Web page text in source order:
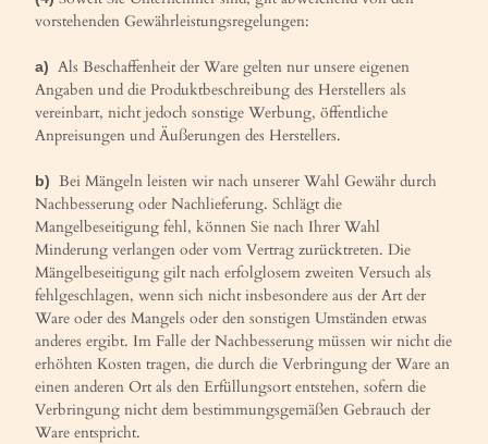
vorstehenden Gewährleistungsregelungen:
a) Als Beschaffenheit der Ware gelten nur unsere eigenen
Angaben und die Produktbeschreibung des Herstellers als
vereinbart, nicht jedoch sonstige Werbung, öffentliche
Anpreisungen und Äußerungen des Herstellers.
b) Bei Mängeln leisten wir nach unserer Wahl Gewähr durch
Nachbesserung oder Nachlieferung. Schlägt die
Mangelbeseitigung fehl, können Sie nach Ihrer Wahl
Minderung verlangen oder vom Vertrag zurücktreten. Die
Mängelbeseitigung gilt nach erfolglosem zweiten Versuch als
fehlgeschlagen, wenn sich nicht insbesondere aus der Art der
Ware oder des Mangels oder den sonstigen Umständen etwas
anderes ergibt. Im Falle der Nachbesserung müssen wir nicht die
erhöhten Kosten tragen, die durch die Verbringung der Ware an
einen anderen Ort als den Erfüllungsort entstehen, sofern die
Verbringung nicht dem bestimmungsgemäßen Gebrauch der
Ware entspricht.